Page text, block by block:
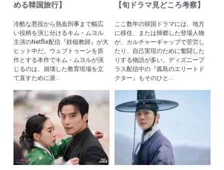
める韓国旅行】
冷酷な悪役から熱血刑事まで幅広
い役柄を演じ分けるキム・ムヨル
主演のNetflix配信『鉄槌教師』が大
ヒット中だ。ウェブトゥーンを原
作とする本作でキム・ムヨルが演
じるのは、崩壊した教育現場を立
て直すために派...
【旬ドラマ見どころ考察】
ここ数年の韓国ドラマには、地方
に移住、または帰郷した登場人物
が、カルチャーギャップで苦労し
たり、自己実現のために奮闘した
りする物語が多い。ディズニープ
ラス配信中の『孤島のエリートド
クター』もそのひと...